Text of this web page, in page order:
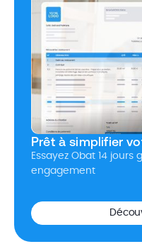
Prêt à simplifier
Essayez Obat 14
engagement